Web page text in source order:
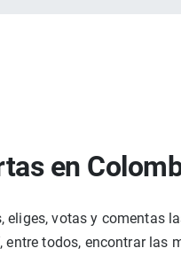
en
eliges, votas y comentas
todos, encontrar las